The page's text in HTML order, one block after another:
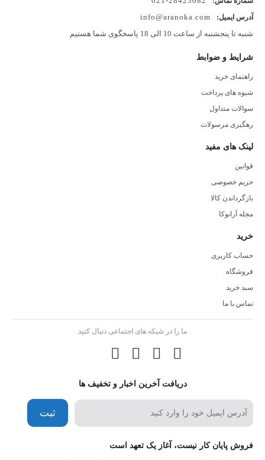
آدرس ایمیل:
info@aranoka.com
شنبه تا پنجشنبه از ساعت 10 الی 18 پاسخگوی شما هستیم
شرایط و ضوابط
راهنمای خرید
شیوه های پرداخت
سوالات متداول
رهگیری مرسولات
لینک های مفید
قوانین
حریم خصوصی
بازگرداندن کالا
مجله آرانوکا
خرید
حساب کاربری
فروشگاه
سبد خرید
تماس با ما
ما را در شبکه های اجتماعی دنبال کنید
دریافت آخرین اخبار و تخفیف ها
ثبت
فروش پایان کار نیست، آغاز یک تعهد است